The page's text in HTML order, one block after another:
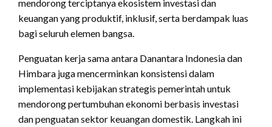
mendorong terciptanya ekosistem investasi dan
keuangan yang produktif, inklusif, serta berdampak luas
bagi seluruh elemen bangsa.
Penguatan kerja sama antara Danantara Indonesia dan
Himbara juga mencerminkan konsistensi dalam
implementasi kebijakan strategis pemerintah untuk
mendorong pertumbuhan ekonomi berbasis investasi
dan penguatan sektor keuangan domestik. Langkah ini